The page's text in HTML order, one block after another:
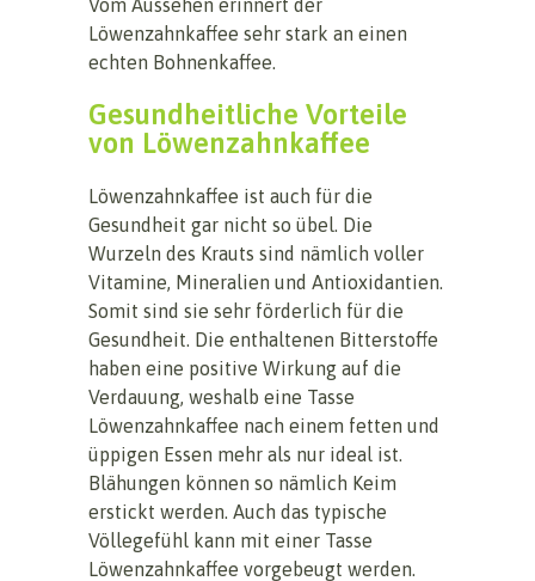
Vom Aussehen erinnert der
Löwenzahnkaffee sehr stark an einen
echten Bohnenkaffee.
Gesundheitliche Vorteile
von Löwenzahnkaffee
Löwenzahnkaffee ist auch für die
Gesundheit gar nicht so übel. Die
Wurzeln des Krauts sind nämlich voller
Vitamine, Mineralien und Antioxidantien.
Somit sind sie sehr förderlich für die
Gesundheit. Die enthaltenen Bitterstoffe
haben eine positive Wirkung auf die
Verdauung, weshalb eine Tasse
Löwenzahnkaffee nach einem fetten und
üppigen Essen mehr als nur ideal ist.
Blähungen können so nämlich Keim
erstickt werden. Auch das typische
Völlegefühl kann mit einer Tasse
Löwenzahnkaffee vorgebeugt werden.